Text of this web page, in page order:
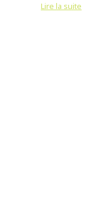
Lire la suite